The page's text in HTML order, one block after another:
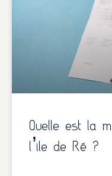
Quelle est la
l’ile de Ré ?